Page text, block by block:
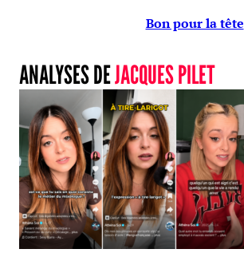
Bon pour la tête
ANALYSES DEJACQUES PILET